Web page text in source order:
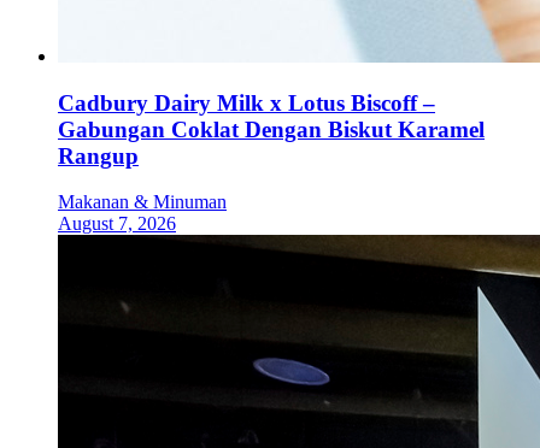
Cadbury Dairy Milk x Lotus Biscoff –
Gabungan Coklat Dengan Biskut Karamel
Rangup
Makanan & Minuman
August 7, 2026